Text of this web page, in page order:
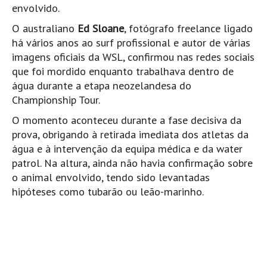
Pedras do Corgo - Melanina HD
Cabo do Mundo HD
Leça - L'Kodak (Aterro) HD
Leça da Palmeira HD
Leça da Palmeira bar Oscar HD
Matosinhos HD
Matosinhos - Vagas Bar HD
Cabedelo do Porto
Espinho HD
Espinho vista aérea HD
Espinho - Silvalde HD
envolvido.
O australiano Ed Sloane, fotógrafo freelance ligado
há vários anos ao surf profissional e autor de várias
imagens oficiais da WSL, confirmou nas redes sociais
que foi mordido enquanto trabalhava dentro de
água durante a etapa neozelandesa do
Championship Tour.
O momento aconteceu durante a fase decisiva da
prova, obrigando à retirada imediata dos atletas da
água e à intervenção da equipa médica e da water
patrol. Na altura, ainda não havia confirmação sobre
o animal envolvido, tendo sido levantadas
hipóteses como tubarão ou leão-marinho.